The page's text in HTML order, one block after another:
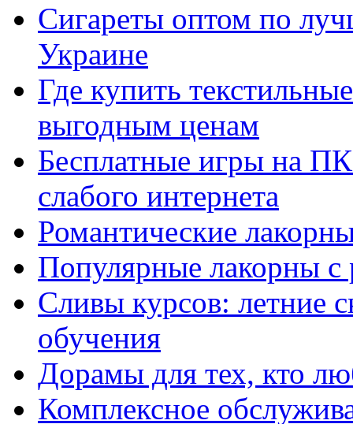
Сигареты оптом по
Украине
Где купить
выгодным ценам
Бесплатные игры на
слабого интернета
Романтические
Популярные лакорны с
Сливы курсов: летние
обучения
Дорамы для тех, кто
Комплексное